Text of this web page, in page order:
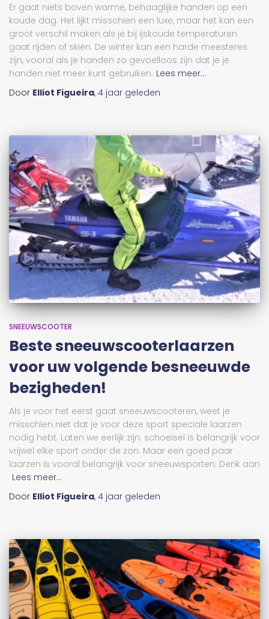
Er gaat niets boven warme, behaaglijke handen op een
koude dag. Het lijkt misschien een luxe, maar het kan een
groot verschil maken als je bij ijskoude temperaturen
gaat rijden of skiën. De winter kan een harde meesteres
zijn, vooral als je handen zo gevoelloos zijn dat je je
handen niet meer kunt gebruiken. Lees meer...
Door Elliot Figueira, 4 jaar geleden
SNEEUWSCOOTER
Beste sneeuwscooterlaarzen
voor uw volgende besneeuwde
bezigheden!
Als je voor het eerst gaat sneeuwscooteren, weet je
misschien niet dat je voor deze sport speciale laarzen
nodig hebt. Laten we eerlijk zijn: schoeisel is belangrijk voor
vrijwel elke sport onder de zon. Maar een goed paar
laarzen is vooral belangrijk voor sneeuwsporten. Denk aan
Lees meer...
Door Elliot Figueira, 4 jaar geleden